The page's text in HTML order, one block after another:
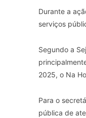
Durante a
serviços
Segundo a
2025, o Na
Para o
pública de